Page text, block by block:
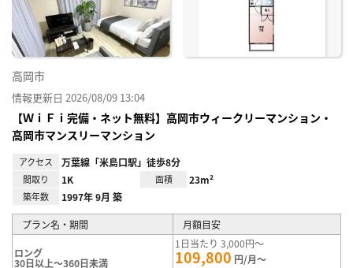
高岡市
情報更新日 2026/08/09 13:04
【ＷｉＦｉ完備・ネット無料】高岡市ウィークリーマンション・
高岡市マンスリーマンション
アクセス 万葉線「米島口駅」徒歩8分
間取り 1K 面積 23m²
築年数 1997年 9月 築
プラン名・期間 月額目安
ロング
30日以上～360日未満
1日当たり 3,000円～
109,800 円/月～